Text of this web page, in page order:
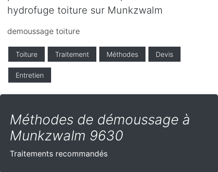
hydrofuge toiture sur Munkzwalm
demoussage toiture
Toiture Traitement Méthodes Devis
Entretien
Méthodes de démoussage à
Munkzwalm 9630
Traitements recommandés